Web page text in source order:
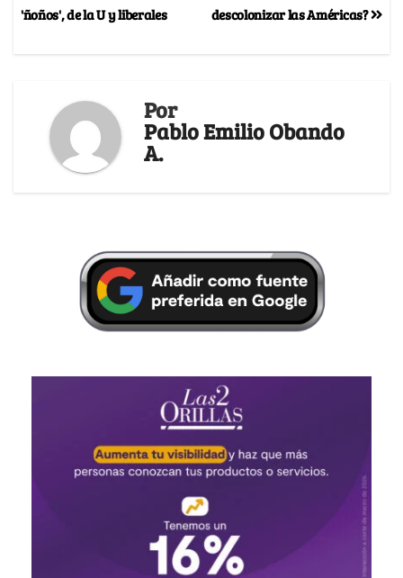
descolonizar las Américas?
'ñoños', de la U y liberales
Por
Pablo Emilio Obando
A.